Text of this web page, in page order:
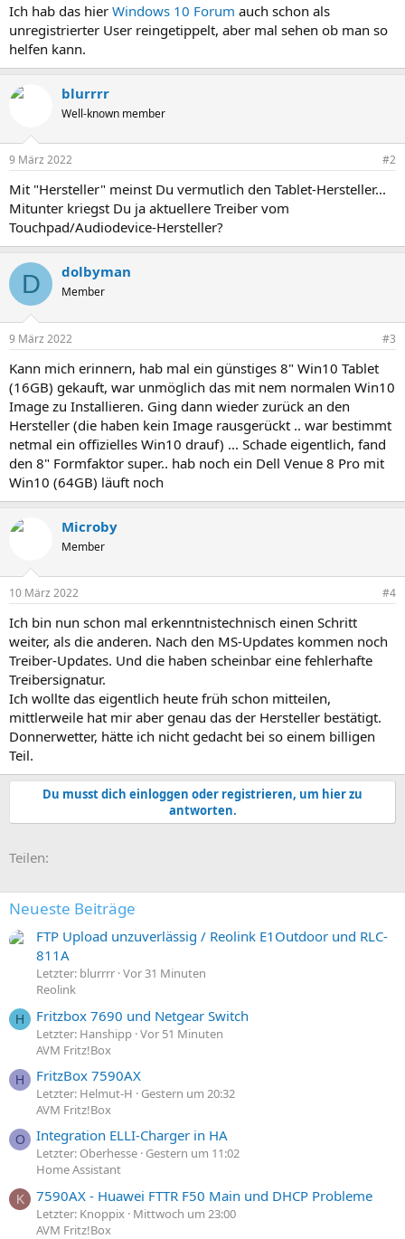
Ich hab das hier Windows 10 Forum auch schon als
unregistrierter User reingetippelt, aber mal sehen ob man so
helfen kann.
blurrrr
Well-known member
9 März 2022 #2
Mit "Hersteller" meinst Du vermutlich den Tablet-Hersteller...
Mitunter kriegst Du ja aktuellere Treiber vom
Touchpad/Audiodevice-Hersteller?
D dolbyman
Member
9 März 2022 #3
Kann mich erinnern, hab mal ein günstiges 8" Win10 Tablet
(16GB) gekauft, war unmöglich das mit nem normalen Win10
Image zu Installieren. Ging dann wieder zurück an den
Hersteller (die haben kein Image rausgerückt .. war bestimmt
netmal ein offizielles Win10 drauf) ... Schade eigentlich, fand
den 8" Formfaktor super.. hab noch ein Dell Venue 8 Pro mit
Win10 (64GB) läuft noch
Microby
Member
10 März 2022 #4
Ich bin nun schon mal erkenntnistechnisch einen Schritt
weiter, als die anderen. Nach den MS-Updates kommen noch
Treiber-Updates. Und die haben scheinbar eine fehlerhafte
Treibersignatur.
Ich wollte das eigentlich heute früh schon mitteilen,
mittlerweile hat mir aber genau das der Hersteller bestätigt.
Donnerwetter, hätte ich nicht gedacht bei so einem billigen
Teil.
Du musst dich einloggen oder registrieren, um hier zu
antworten.
Teilen:
Neueste Beiträge
FTP Upload unzuverlässig / Reolink E1Outdoor und RLC-
811A
Letzter: blurrrr Vor 31 Minuten
Reolink
H Fritzbox 7690 und Netgear Switch
Letzter: Hanshipp Vor 51 Minuten
AVM Fritz!Box
H FritzBox 7590AX
Letzter: Helmut-H
Gestern um 20:32
AVM Fritz!Box
O Integration ELLI-Charger in HA
Letzter: Oberhesse Gestern um 11:02
Home Assistant
K 7590AX - Huawei FTTR F50 Main und DHCP Probleme
Letzter: Knoppix
Mittwoch um 23:00
AVM Fritz!Box